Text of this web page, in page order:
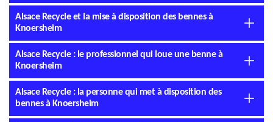
Alsace Recycle et la mise à disposition des bennes à
Knoersheim
Alsace Recycle : le professionnel qui loue une benne à
Knoersheim
Alsace Recycle : la personne qui met à disposition des
bennes à Knoersheim